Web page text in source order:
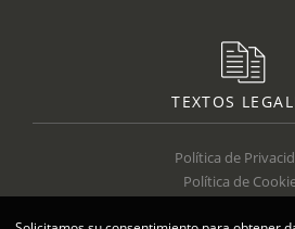
TEXTOS
Política de
Política de